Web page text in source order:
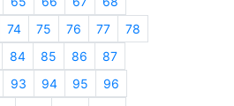
74 75 76 77
78
84 85 86
87
93 94 95
96